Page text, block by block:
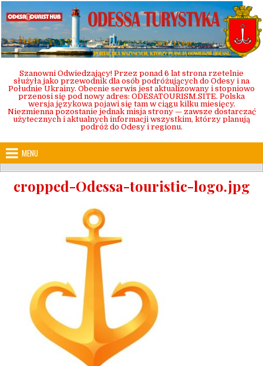
content
Szanowni Odwiedzający! Przez ponad 6 lat strona rzetelnie
służyła jako przewodnik dla osób podróżujących do Odesy i na
Południe Ukrainy. Obecnie serwis jest aktualizowany i stopniowo
przenosi się pod nowy adres: ODESATOURISM.SITE. Polska
wersja językowa pojawi się tam w ciągu kilku miesięcy.
Niezmienna pozostanie jednak misja strony — zawsze dostarczać
użytecznych i aktualnych informacji wszystkim, którzy planują
podróż do Odesy i regionu.
MENU
cropped-Odessa-touristic-logo.jpg